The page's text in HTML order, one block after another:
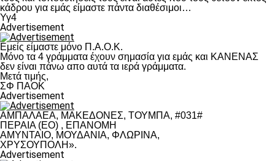
κάδρου για εμάς είμαστε πάντα διαθέσιμοι…
Υγ4
Advertisement
Εμείς είμαστε μόνο Π.Α.Ο.Κ.
Μόνο τα 4 γράμματα έχουν σημασία για εμάς και ΚΑΝΕΝΑΣ
δεν είναι πάνω απο αυτά τα ιερά γράμματα.
Μετά τιμής,
ΣΦ ΠΑΟΚ
Advertisement
ΑΜΠΑΛΑΕΑ, ΜΑΚΕΔΟΝΕΣ, ΤΟΥΜΠΑ, #031#
ΠΕΡΑΙΑ (ΕΟ) , ΕΠΑΝΟΜΗ
ΑΜΥΝΤΑΙΟ, ΜΟΥΔΑΝΙΑ, ΦΛΩΡΙΝΑ,
ΧΡΥΣΟΥΠΟΛΗ».
Advertisement